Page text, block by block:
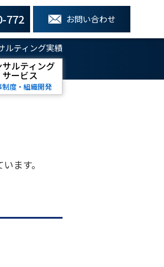
772 お問い合わせ
ルティング実績
サルティング
サービス
制度・組織開発
ます。